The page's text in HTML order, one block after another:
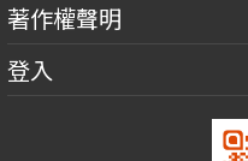
著作權聲明
登入